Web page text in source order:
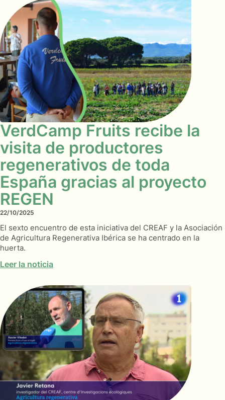
VerdCamp Fruits recibe la
visita de productores
regenerativos de toda
España gracias al proyecto
REGEN
22/10/2025
El sexto encuentro de esta iniciativa del CREAF y la Asociación
de Agricultura Regenerativa Ibérica se ha centrado en la
huerta.
Leer la noticia